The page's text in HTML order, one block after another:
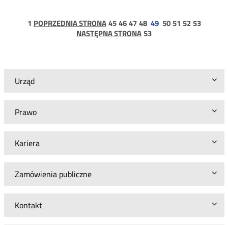
Urząd
Prawo
Kariera
Zamówienia publiczne
Kontakt
decyzji
Prezesa
T-
Mobile
z
3800
MHz
1strona
POPRZEDNIA STRONAstrona
45strona
46strona
47strona
48 49 strona
50strona
51 strona
52strona
53
NASTĘPNA STRONA53strona